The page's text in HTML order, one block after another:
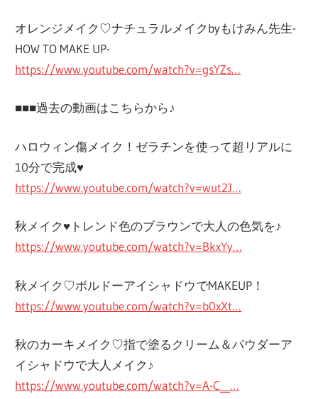
オレンジメイク♡ナチュラルメイクbyもけみん先生-
HOW TO MAKE UP-
https://www.youtube.com/watch?v=gsYZs…
■■■過去の動画はこちらから♪
ハロウィン傷メイク！ゼラチンを使って超リアルに
10分で完成♥
https://www.youtube.com/watch?v=wut2J…
秋メイク♥トレンド色のブラウンで大人の色気を♪
https://www.youtube.com/watch?v=BkxYy…
秋メイク♡ボルドーアイシャドウでMAKEUP！
https://www.youtube.com/watch?v=b0xXt…
秋のカーキメイク♡指で塗るクリーム＆パウダーア
イシャドウで大人メイク♪
https://www.youtube.com/watch?v=A-C__…